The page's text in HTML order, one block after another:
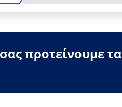
προτείνουμε τα